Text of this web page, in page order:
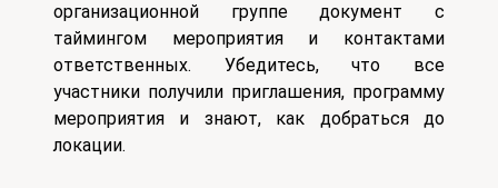
организационной группе документ с
таймингом мероприятия и контактами
ответственных. Убедитесь, что все
участники получили приглашения, программу
мероприятия и знают, как добраться до
локации.